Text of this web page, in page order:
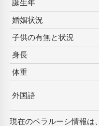
誕生年
婚姻状況
子供の有無と状況
身長
体重
外国語
現在のベラルーシ情報は、